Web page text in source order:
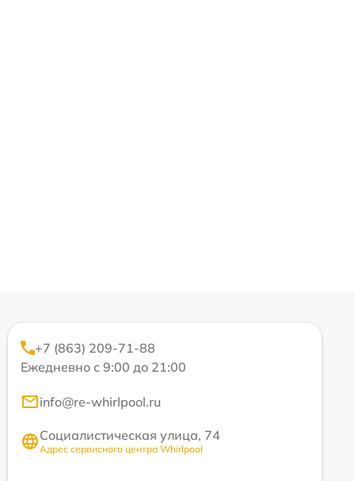
+7 (863) 209-71-88
Ежедневно с 9:00 до 21:00
info@re-whirlpool.ru
Социалистическая улица, 74
Адрес сервисного центра Whirlpool